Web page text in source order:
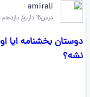
amirali
درس15 تاریخ یازدهم انسانی
نشه؟